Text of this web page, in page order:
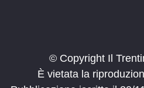
© Copyright Il
È vietata la